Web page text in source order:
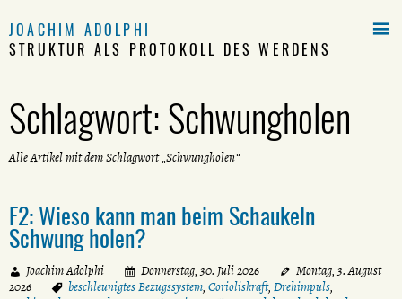
JOACHIM ADOLPHI
STRUKTUR ALS PROTOKOLL DES WERDENS
Schlagwort:Schwungholen
Alle Artikel mit dem Schlagwort „Schwungholen“
F2: Wieso kann man beim Schaukeln
Schwung holen?
Joachim Adolphi Donnerstag, 30. Juli 2026
Montag, 3. August
2026
beschleunigtes Bezugssystem, Corioliskraft, Drehimpuls,
